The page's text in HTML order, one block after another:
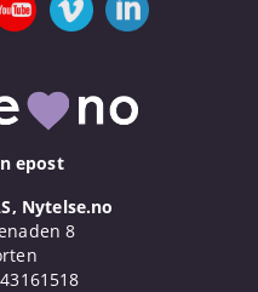
epost
Nytelse.no
8